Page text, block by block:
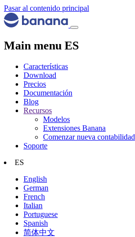
Pasar al contenido principal
Main menu ES
Características
Download
Precios
Documentación
Blog
Recursos
Modelos
Extensiones Banana
Comenzar nueva contabilidad
Soporte
ES
English
German
French
Italian
Portuguese
Spanish
简体中文